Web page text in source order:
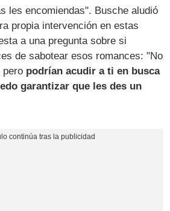
les encomiendas". Busche aludió
propia intervención en estas
a una pregunta sobre si
de sabotear esos romances: "No
pero podrían acudir a ti en busca
garantizar que les des un